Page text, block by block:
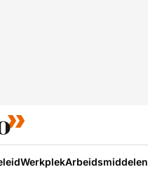
WerkplekArbeidsmiddelen